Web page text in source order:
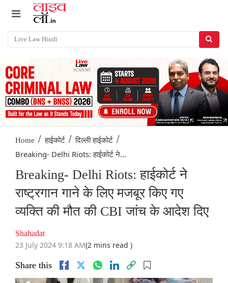
Home / हाईकोर्ट / दिल्ली हाईकोर्ट /
Breaking- Delhi Riots: हाईकोर्ट ने...
Breaking- Delhi Riots: हाईकोर्ट ने
राष्ट्रगान गाने के लिए मजबूर किए गए
व्यक्ति की मौत की CBI जांच के आदेश दिए
Shahadat
23 July 2024 9:18 AM(2 mins read )
Share this